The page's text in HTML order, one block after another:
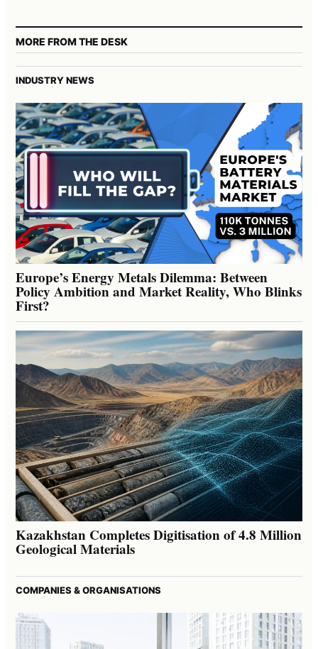
MORE FROM THE DESK
INDUSTRY NEWS
Europe’s Energy Metals Dilemma: Between
Policy Ambition and Market Reality, Who Blinks
First?
Kazakhstan Completes Digitisation of 4.8 Million
Geological Materials
COMPANIES & ORGANISATIONS